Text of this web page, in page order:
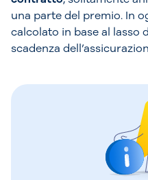
una parte del premio. In
calcolato in base al lasso
scadenza